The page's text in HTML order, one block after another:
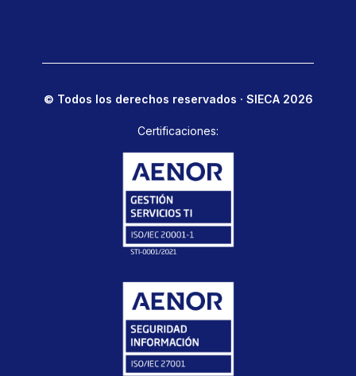
© Todos los derechos reservados · SIECA 2026
Certificaciones: